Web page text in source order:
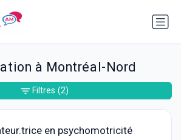
à Montréal-Nord
en psychomotricité
Filtres (2)